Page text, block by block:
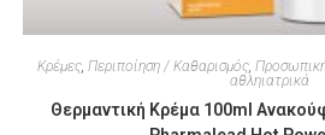
Κρέμες Περιποίηση / Καθαρισμός
αθληιατρικά
Θερμαντική Κρέμα 100ml